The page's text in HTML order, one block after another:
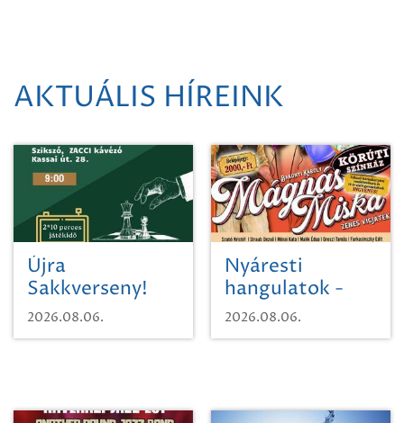
AKTUÁLIS HÍREINK
Újra
Sakkverseny!
2026.08.06.
Nyáresti
hangulatok -
Mágnás Miska
2026.08.06.